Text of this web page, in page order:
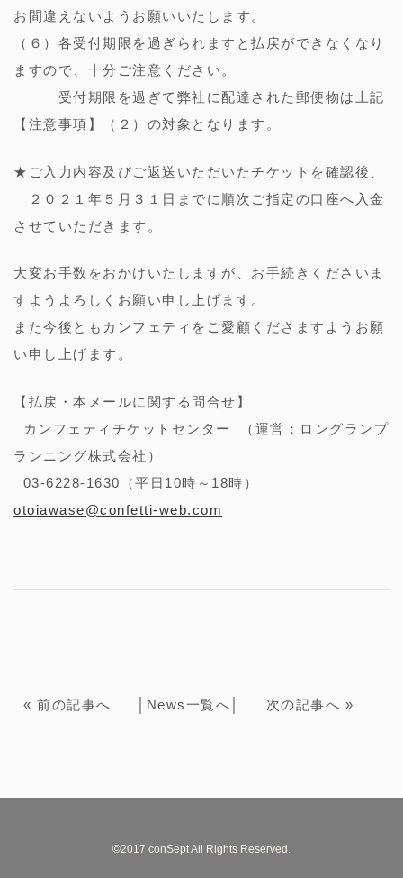
お間違えないようお願いいたします。
（６）各受付期限を過ぎられますと払戻ができなくなり
ますので、十分ご注意ください。
受付期限を過ぎて弊社に配達された郵便物は上記
【注意事項】（２）の対象となります。
★ご入力内容及びご返送いただいたチケットを確認後、
２０２１年５月３１日までに順次ご指定の口座へ入金
させていただきます。
大変お手数をおかけいたしますが、お手続きくださいま
すようよろしくお願い申し上げます。
また今後ともカンフェティをご愛顧くださますようお願
い申し上げます。
【払戻・本メールに関する問合せ】
カンフェティチケットセンター （運営：ロングランプ
ランニング株式会社）
03-6228-1630（平日10時～18時）
otoiawase@confetti-web.com
« 前の記事へ News一覧へ 次の記事へ »
©2017 conSept All Rights Reserved.